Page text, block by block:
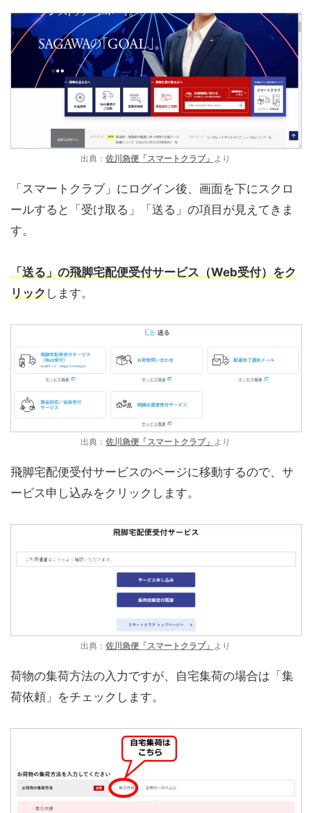
出典： 佐川急便「スマートクラブ」 より
「スマートクラブ」にログイン後、画面を下にスクロ
ールすると「受け取る」「送る」の項目が見えてきま
す。
「送る」の飛脚宅配便受付サービス（Web受付）をク
リックします。
出典： 佐川急便「スマートクラブ」 より
飛脚宅配便受付サービスのページに移動するので、サ
ービス申し込みをクリックします。
出典： 佐川急便「スマートクラブ」 より
荷物の集荷方法の入力ですが、自宅集荷の場合は「集
荷依頼」をチェックします。